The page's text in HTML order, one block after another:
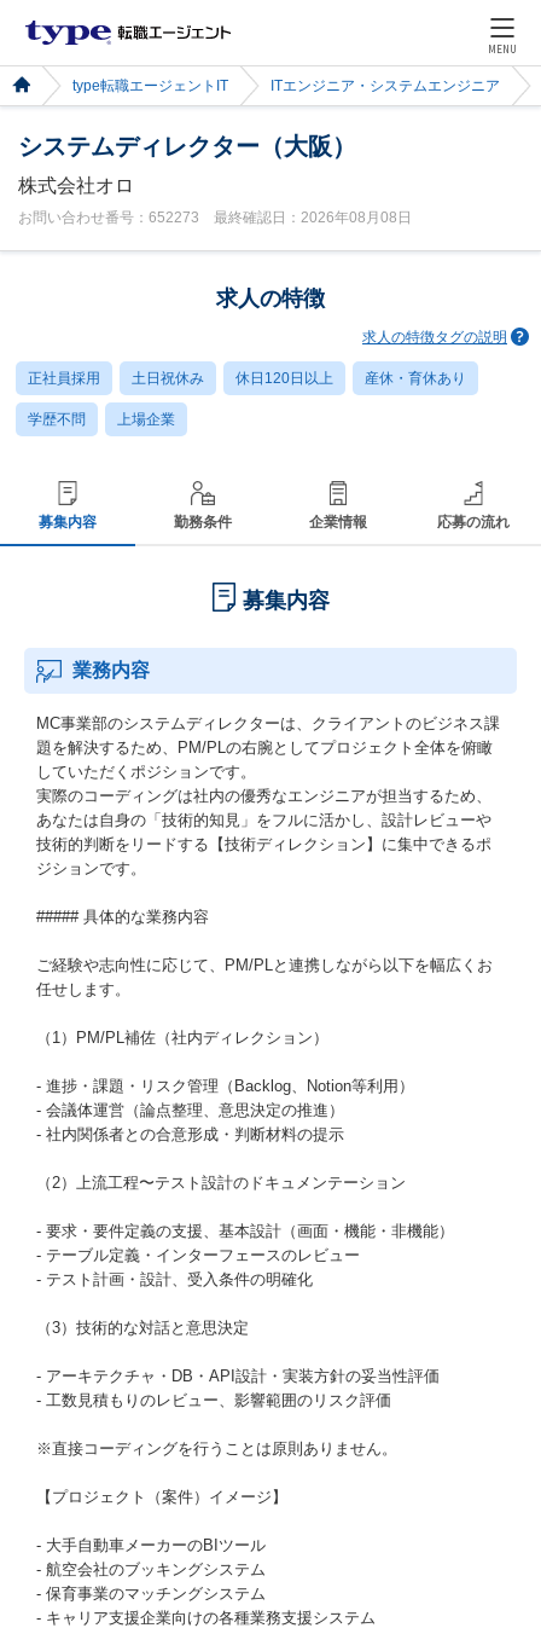
MENU
type転職エージェントIT ITエンジニア・システムエンジニア
システムディレクター（大阪）
株式会社オロ
お問い合わせ番号：652273 最終確認日：2026年08月08日
求人の特徴
求人の特徴タグの説明
正社員採用 土日祝休み 休日120日以上 産休・育休あり
学歴不問 上場企業
募集内容 勤務条件 企業情報 応募の流れ
募集内容
業務内容
MC事業部のシステムディレクターは、クライアントのビジネス課
題を解決するため、PM/PLの右腕としてプロジェクト全体を俯瞰
していただくポジションです。
実際のコーディングは社内の優秀なエンジニアが担当するため、
あなたは自身の「技術的知見」をフルに活かし、設計レビューや
技術的判断をリードする【技術ディレクション】に集中できるポ
ジションです。
##### 具体的な業務内容
ご経験や志向性に応じて、PM/PLと連携しながら以下を幅広くお
任せします。
（1）PM/PL補佐（社内ディレクション）
- 進捗・課題・リスク管理（Backlog、Notion等利用）
- 会議体運営（論点整理、意思決定の推進）
- 社内関係者との合意形成・判断材料の提示
（2）上流工程〜テスト設計のドキュメンテーション
- 要求・要件定義の支援、基本設計（画面・機能・非機能）
- テーブル定義・インターフェースのレビュー
- テスト計画・設計、受入条件の明確化
（3）技術的な対話と意思決定
- アーキテクチャ・DB・API設計・実装方針の妥当性評価
- 工数見積もりのレビュー、影響範囲のリスク評価
※直接コーディングを行うことは原則ありません。
【プロジェクト（案件）イメージ】
- 大手自動車メーカーのBIツール
- 航空会社のブッキングシステム
- 保育事業のマッチングシステム
- キャリア支援企業向けの各種業務支援システム